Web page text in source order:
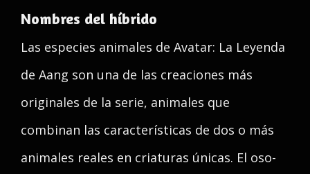
Nombres del híbrido
Las especies animales de Avatar: La Leyenda
de Aang son una de las creaciones más
originales de la serie, animales que
combinan las características de dos o más
animales reales en criaturas únicas. El oso-